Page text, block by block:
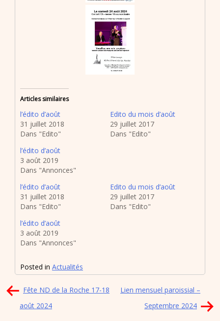
Articles similaires
l’édito d’août
31 juillet 2018
Dans "Edito"
Edito du mois d’août
29 juillet 2017
Dans "Edito"
l’édito d’août
3 août 2019
Dans "Annonces"
l’édito d’août
31 juillet 2018
Dans "Edito"
Edito du mois d’août
29 juillet 2017
Dans "Edito"
l’édito d’août
3 août 2019
Dans "Annonces"
Posted in Actualités
Navigation
de
Fête ND de la Roche 17-18
août 2024
Lien mensuel paroissial –
Septembre 2024